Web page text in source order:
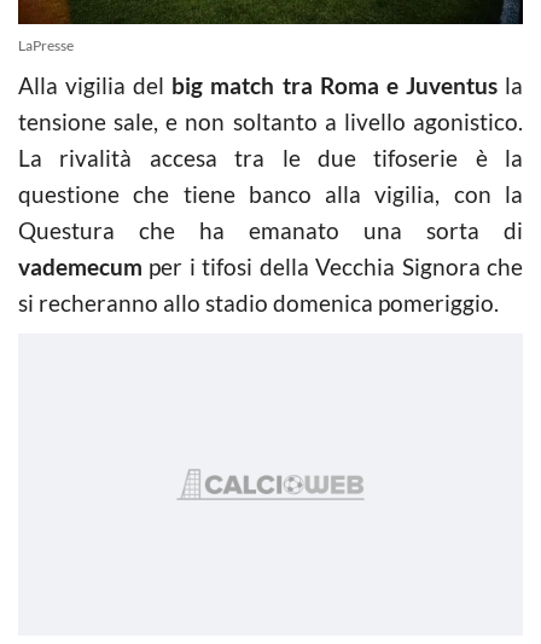
LaPresse
Alla vigilia del big match tra Roma e Juventusla
tensione sale, e non soltanto a livello agonistico.
La rivalità accesa tra le due tifoserie è la
questione che tiene banco alla vigilia, con la
Questura che ha emanato una sorta di
vademecum per i tifosi della Vecchia Signora che
si recheranno allo stadio domenica pomeriggio.